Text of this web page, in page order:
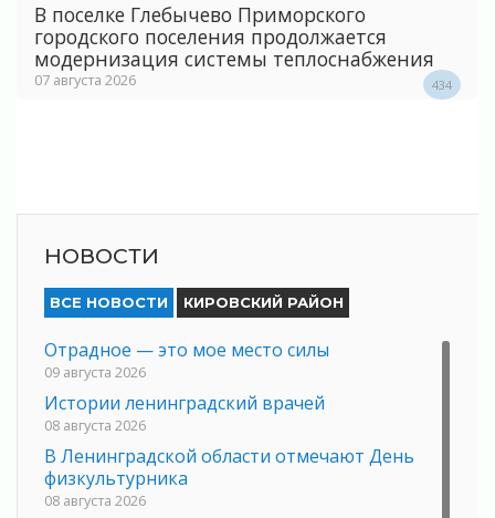
В поселке Глебычево Приморского
городского поселения продолжается
модернизация системы теплоснабжения
07 августа 2026 434
НОВОСТИ
ВСЕ НОВОСТИ КИРОВСКИЙ РАЙОН
Отрадное — это мое место силы
09 августа 2026
Истории ленинградский врачей
08 августа 2026
В Ленинградской области отмечают День
физкультурника
08 августа 2026